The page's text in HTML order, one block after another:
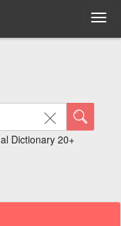
Dictionary 20+